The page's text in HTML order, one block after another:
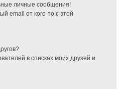
личные сообщения!
email от кого-то с этой
в списках моих друзей и